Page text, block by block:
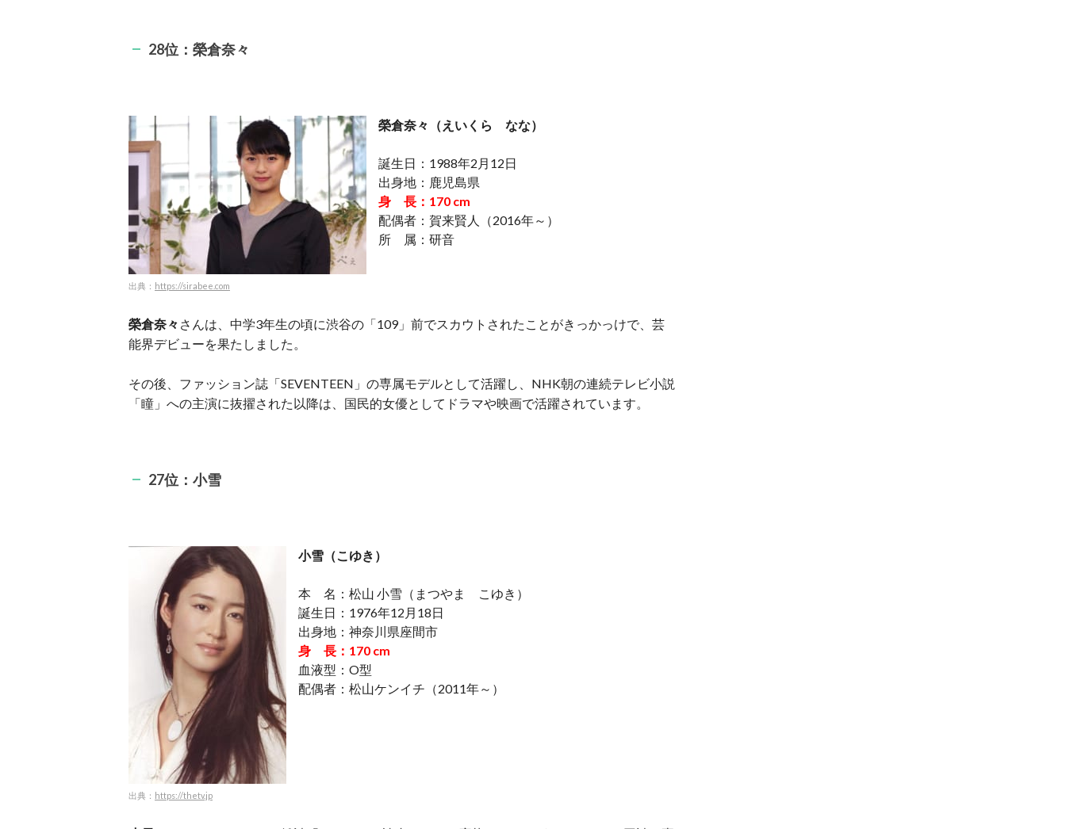
28位：榮倉奈々
出典： https://sirabee.com
榮倉奈々（えいくら なな）
誕生日：1988年2月12日
出身地：鹿児島県
身 長：170 cm
配偶者：賀来賢人（2016年～）
所 属：研音
榮倉奈々 さんは、中学3年生の頃に渋谷の「109」前でスカウトされたことがきっかっけで、芸
能界デビューを果たしました。
その後、ファッション誌「SEVENTEEN」の専属モデルとして活躍し、NHK朝の連続テレビ小説
「瞳」への主演に抜擢された以降は、国民的女優としてドラマや映画で活躍されています。
27位：小雪
出典： https://thetv.jp
小雪（こゆき）
本 名：松山 小雪（まつやま こゆき）
誕生日：1976年12月18日
出身地：神奈川県座間市
身 長：170 cm
血液型：O型
配偶者：松山ケンイチ（2011年～）